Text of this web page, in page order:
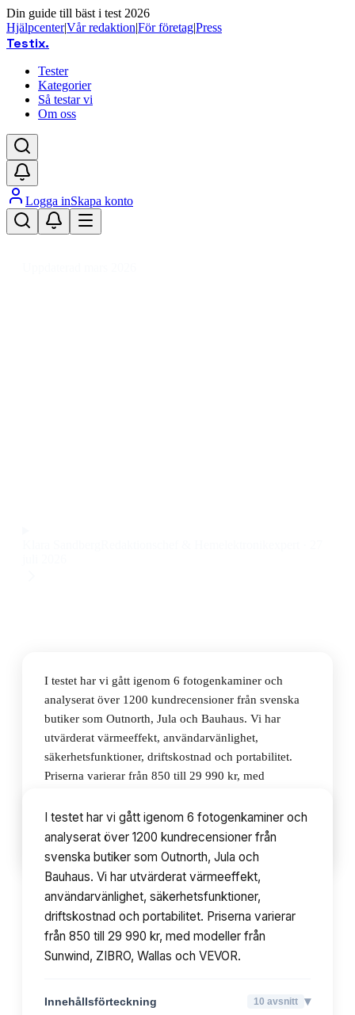
Din guide till bäst i test 2026
Hjälpcenter|Vår redaktion|För företag|Press
Testix.
Tester
Kategorier
Så testar vi
Om oss
Logga inSkapa konto
I testet har vi gått igenom 6 fotogenkaminer och
analyserat över 1200 kundrecensioner från svenska
butiker som Outnorth, Jula och Bauhaus. Vi har
utvärderat värmeeffekt, användarvänlighet,
säkerhetsfunktioner, driftskostnad och portabilitet.
Priserna varierar från 850 till 29 990 kr, med
Innehållsförteckning 10avsnitt
I testet har vi gått igenom 6 fotogenkaminer och
analyserat över 1200 kundrecensioner från
svenska butiker som Outnorth, Jula och
Bauhaus. Vi har utvärderat värmeeffekt,
användarvänlighet, säkerhetsfunktioner,
driftskostnad och portabilitet. Priserna varierar
från 850 till 29 990 kr, med modeller från
Sunwind, ZIBRO, Wallas och VEVOR.
Innehållsförteckning 10 avsnitt ▾